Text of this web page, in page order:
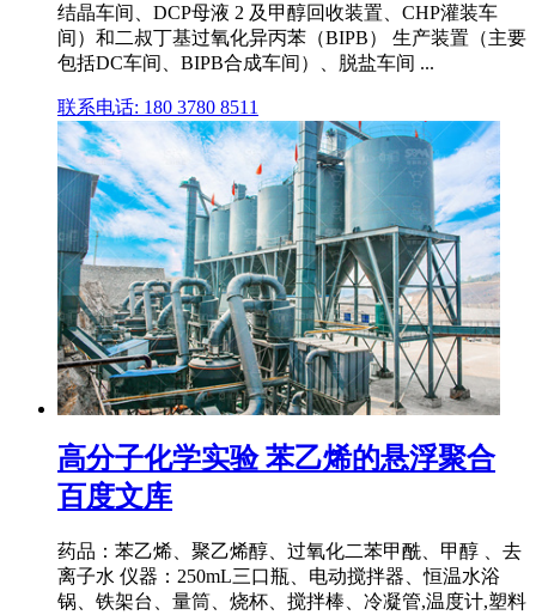
结晶车间、DCP母液 2 及甲醇回收装置、CHP灌装车
间）和二叔丁基过氧化异丙苯（BIPB） 生产装置（主要
包括DC车间、BIPB合成车间）、脱盐车间 ...
联系电话: 180 3780 8511
高分子化学实验 苯乙烯的悬浮聚合
百度文库
药品：苯乙烯、聚乙烯醇、过氧化二苯甲酰、甲醇 、去
离子水 仪器：250mL三口瓶、电动搅拌器、恒温水浴
锅、铁架台、量筒、烧杯、搅拌棒、冷凝管,温度计,塑料